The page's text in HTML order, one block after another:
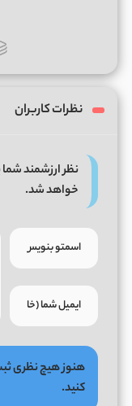
نظرات کاربران
نظر ارزشمند
خواهد شد.
هنوز هیچ نظری
کنید.